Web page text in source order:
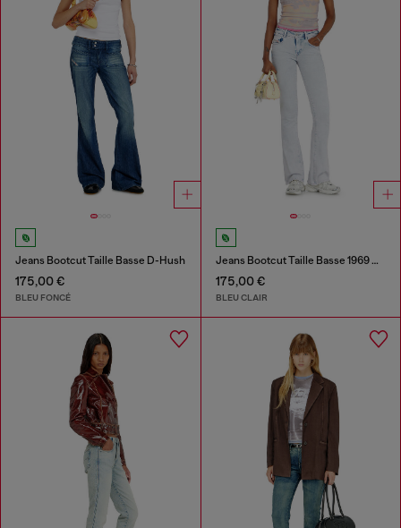
Jeans Bootcut Taille Basse D-Hush
175,00 €
BLEU FONCÉ
Jeans Bootcut Taille Basse 1969 D-Ebbey
175,00 €
BLEU CLAIR